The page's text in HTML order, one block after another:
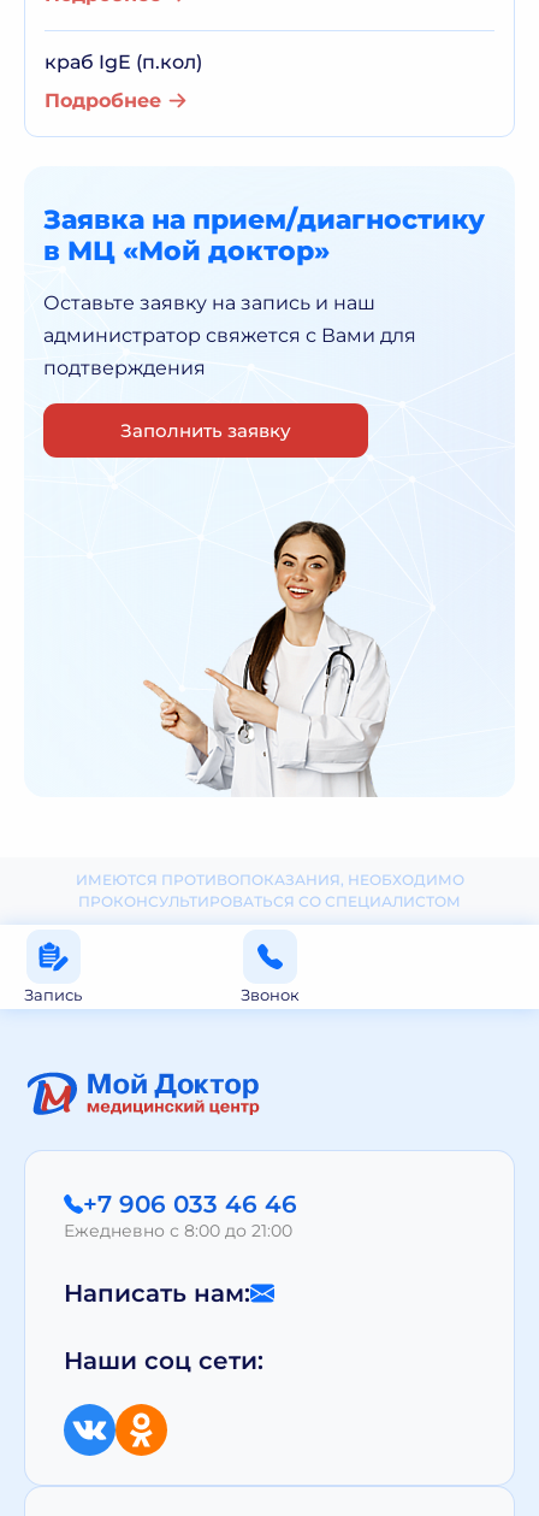
краб IgE (п.кол)
Подробнее
Заявка на прием/диагностику
в МЦ «Мой доктор»
Оставьте заявку на запись и наш
администратор свяжется с Вами для
подтверждения
Заполнить заявку
ИМЕЮТСЯ ПРОТИВОПОКАЗАНИЯ, НЕОБХОДИМО
ПРОКОНСУЛЬТИРОВАТЬСЯ СО СПЕЦИАЛИСТОМ
Запись Звонок
+7 906 033 46 46
Ежедневно с 8:00 до 21:00
Написать нам:
Наши соц сети: